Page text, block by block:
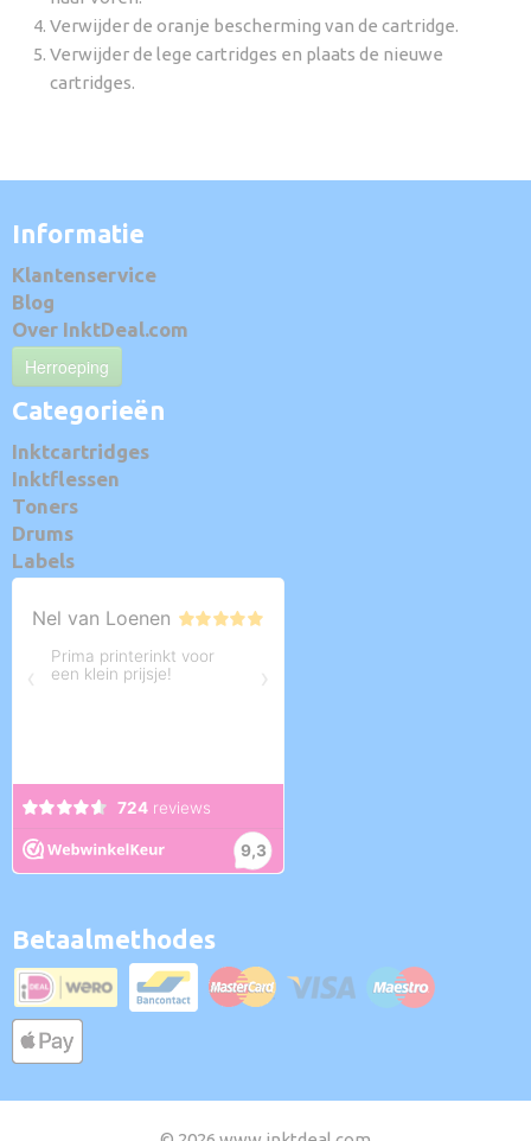
Verwijder de oranje bescherming van de cartridge.
Verwijder de lege cartridges en plaats de nieuwe
cartridges.
Informatie
Klantenservice
Blog
Over InktDeal.com
Herroeping
Categorieën
Inktcartridges
Inktflessen
Toners
Drums
Labels
Betaalmethodes